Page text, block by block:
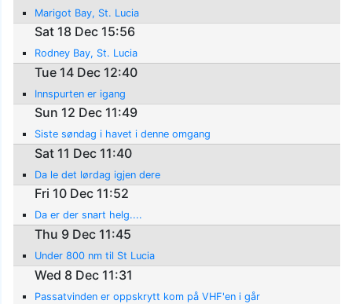
Marigot Bay, St. Lucia
Sat 18 Dec 15:56
Rodney Bay, St. Lucia
Tue 14 Dec 12:40
Innspurten er igang
Sun 12 Dec 11:49
Siste søndag i havet i denne omgang
Sat 11 Dec 11:40
Da le det lørdag igjen dere
Fri 10 Dec 11:52
Da er der snart helg....
Thu 9 Dec 11:45
Under 800 nm til St Lucia
Wed 8 Dec 11:31
Passatvinden er oppskrytt kom på VHF'en i går